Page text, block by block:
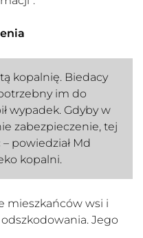
kopalnię. Biedacy
im do
wypadek. Gdyby w
zabezpieczenie, tej
powiedział Md
kopalni.
mieszkańców wsi i
Jego